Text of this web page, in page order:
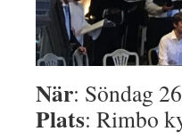
När: Söndag
Plats: Rimbo